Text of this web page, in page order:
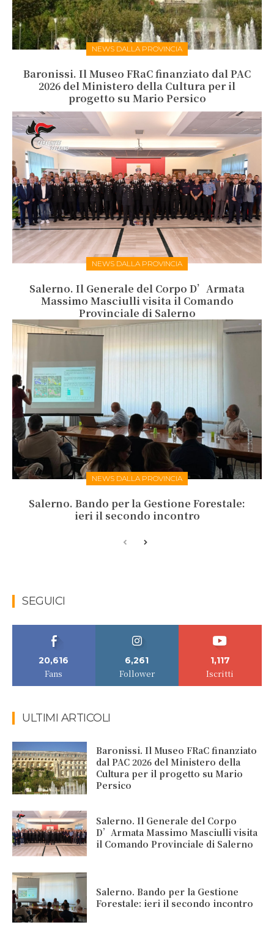
NEWS DALLA PROVINCIA
Baronissi. Il Museo FRaC finanziato dal PAC
2026 del Ministero della Cultura per il
progetto su Mario Persico
NEWS DALLA PROVINCIA
Salerno. Il Generale del Corpo D’Armata
Massimo Masciulli visita il Comando
Provinciale di Salerno
NEWS DALLA PROVINCIA
Salerno. Bando per la Gestione Forestale:
ieri il secondo incontro
SEGUICI
20,616
Fans
6,261
Follower
1,117
Iscritti
ULTIMI ARTICOLI
Baronissi. Il Museo FRaC finanziato
dal PAC 2026 del Ministero della
Cultura per il progetto su Mario
Persico
Salerno. Il Generale del Corpo
D’Armata Massimo Masciulli visita
il Comando Provinciale di Salerno
Salerno. Bando per la Gestione
Forestale: ieri il secondo incontro